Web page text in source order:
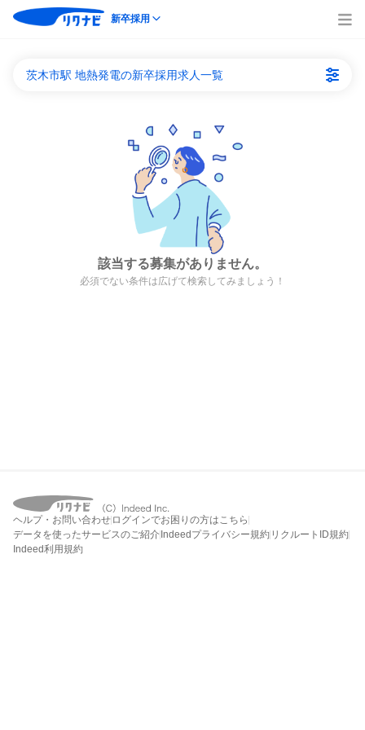
新卒採用
茨木市駅 地熱発電の新卒採用求人一覧
該当する募集がありません。
必須でない条件は広げて検索してみましょう！
ヘルプ・お問い合わせ ログインでお困りの方はこちら
データを使ったサービスのご紹介 Indeedプライバシー規約 リクルートID規約
Indeed利用規約